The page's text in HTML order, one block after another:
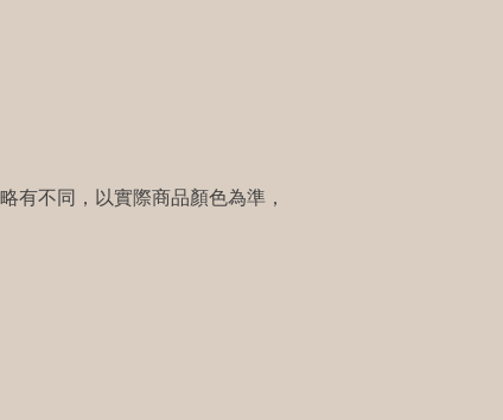
有不同，以實際商品顏色為準，